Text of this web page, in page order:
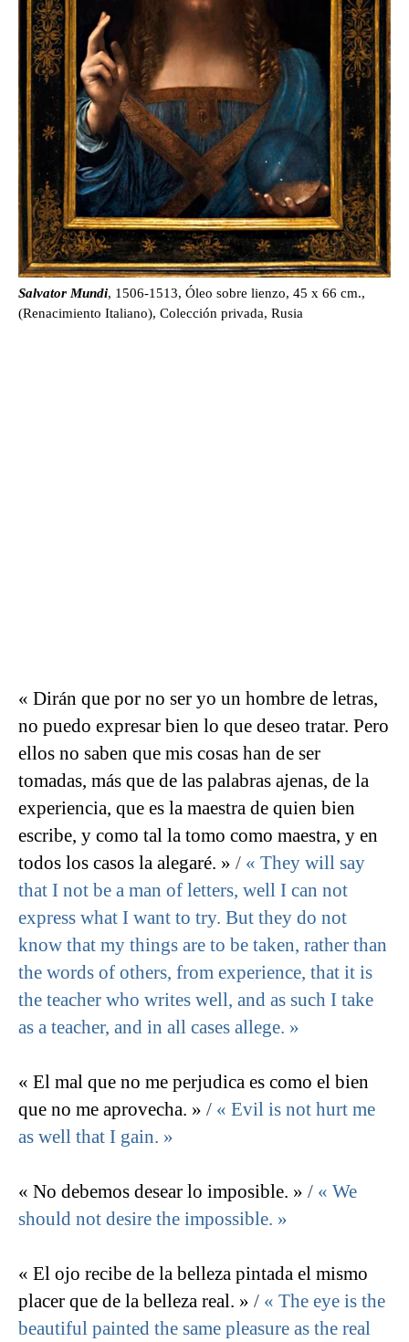
Salvator Mundi, 1506-1513, Óleo sobre lienzo, 45 x 66 cm.,
(Renacimiento Italiano), Colección privada, Rusia
« Dirán que por no ser yo un hombre de letras,
no puedo expresar bien lo que deseo tratar. Pero
ellos no saben que mis cosas han de ser
tomadas, más que de las palabras ajenas, de la
experiencia, que es la maestra de quien bien
escribe, y como tal la tomo como maestra, y en
todos los casos la alegaré. » / « They will say
that I not be a man of letters, well I can not
express what I want to try. But they do not
know that my things are to be taken, rather than
the words of others, from experience, that it is
the teacher who writes well, and as such I take
as a teacher, and in all cases allege. »
« El mal que no me perjudica es como el bien
que no me aprovecha. » / « Evil is not hurt me
as well that I gain. »
« No debemos desear lo imposible. » / « We
should not desire the impossible. »
« El ojo recibe de la belleza pintada el mismo
placer que de la belleza real. » / « The eye is the
beautiful painted the same pleasure as the real